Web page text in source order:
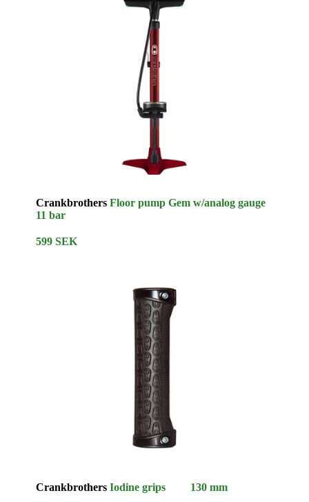
CrankbrothersFloor pump Gem w/analog gauge
11 bar
599 SEK
CrankbrothersIodine grips 130 mm